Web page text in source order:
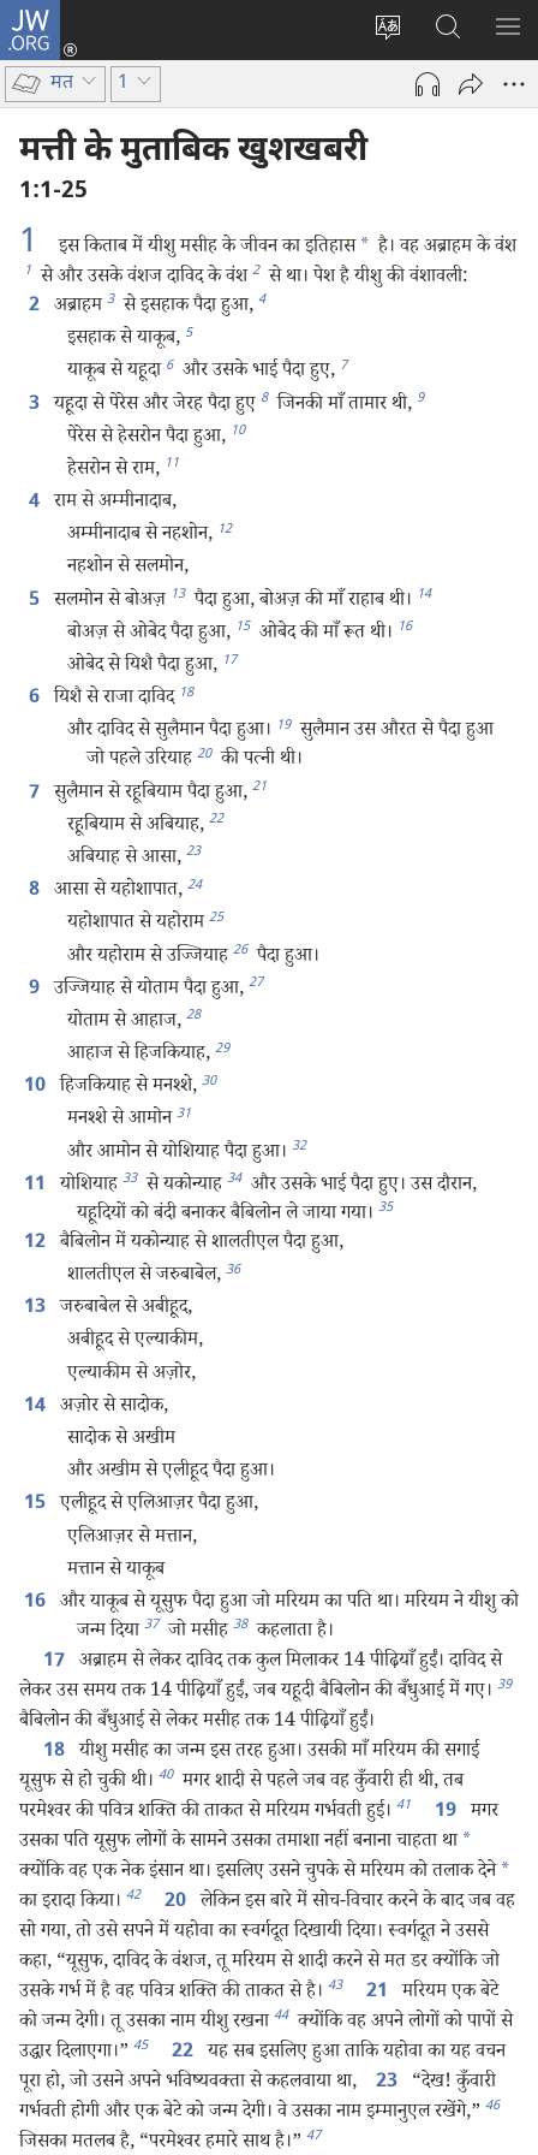
JW.ORG
वेबसाइट
भाषा
लॉग-
इन
(opens
window)
JW.ORG
खोजें
मैन्यू
मत 1
मत्ती के मुताबिक खुशखबरी
1:1-25
1 इस किताब में यीशु मसीह के जीवन का इतिहास * है। वह अब्राहम के वंश
1 से और उसके वंशज दाविद के वंश 2 से था। पेश है यीशु की वंशावली:
2 अब्राहम 3 से इसहाक पैदा हुआ, 4
इसहाक से याकूब, 5
याकूब से यहूदा 6 और उसके भाई पैदा हुए, 7
3 यहूदा से पेरेस और जेरह पैदा हुए 8 जिनकी माँ तामार थी, 9
पेरेस से हेसरोन पैदा हुआ, 10
हेसरोन से राम, 11
4 राम से अम्मीनादाब,
अम्मीनादाब से नहशोन, 12
नहशोन से सलमोन,
5 सलमोन से बोअज़ 13 पैदा हुआ, बोअज़ की माँ राहाब थी। 14
बोअज़ से ओबेद पैदा हुआ, 15 ओबेद की माँ रूत थी। 16
ओबेद से यिशै पैदा हुआ, 17
6 यिशै से राजा दाविद 18
और दाविद से सुलैमान पैदा हुआ। 19 सुलैमान उस औरत से पैदा हुआ
जो पहले उरियाह 20 की पत्नी थी।
7 सुलैमान से रहूबियाम पैदा हुआ, 21
रहूबियाम से अबियाह, 22
अबियाह से आसा, 23
8 आसा से यहोशापात, 24
यहोशापात से यहोराम 25
और यहोराम से उज्जियाह 26 पैदा हुआ।
9 उज्जियाह से योताम पैदा हुआ, 27
योताम से आहाज, 28
आहाज से हिजकियाह, 29
10 हिजकियाह से मनश्‍शे, 30
मनश्‍शे से आमोन 31
और आमोन से योशियाह पैदा हुआ। 32
11 योशियाह 33 से यकोन्याह 34 और उसके भाई पैदा हुए। उस दौरान,
यहूदियों को बंदी बनाकर बैबिलोन ले जाया गया। 35
12 बैबिलोन में यकोन्याह से शालतीएल पैदा हुआ,
शालतीएल से जरुबाबेल, 36
13 जरुबाबेल से अबीहूद,
अबीहूद से एल्याकीम,
एल्याकीम से अज़ोर,
14 अज़ोर से सादोक,
सादोक से अखीम
और अखीम से एलीहूद पैदा हुआ।
15 एलीहूद से एलिआज़र पैदा हुआ,
एलिआज़र से मत्तान,
मत्तान से याकूब
16 और याकूब से यूसुफ पैदा हुआ जो मरियम का पति था। मरियम ने यीशु को
जन्म दिया 37 जो मसीह 38 कहलाता है।
17 अब्राहम से लेकर दाविद तक कुल मिलाकर 14 पीढ़ियाँ हुईं। दाविद से
लेकर उस समय तक 14 पीढ़ियाँ हुईं, जब यहूदी बैबिलोन की बँधुआई में गए। 39
बैबिलोन की बँधुआई से लेकर मसीह तक 14 पीढ़ियाँ हुईं।
18 यीशु मसीह का जन्म इस तरह हुआ। उसकी माँ मरियम की सगाई
यूसुफ से हो चुकी थी। 40 मगर शादी से पहले जब वह कुँवारी ही थी, तब
परमेश्‍वर की पवित्र शक्‍ति की ताकत से मरियम गर्भवती हुई। 41 19 मगर
उसका पति यूसुफ लोगों के सामने उसका तमाशा नहीं बनाना चाहता था *
क्योंकि वह एक नेक इंसान था। इसलिए उसने चुपके से मरियम को तलाक देने *
का इरादा किया। 42 20 लेकिन इस बारे में सोच-विचार करने के बाद जब वह
सो गया, तो उसे सपने में यहोवा का स्वर्गदूत दिखायी दिया। स्वर्गदूत ने उससे
कहा, “यूसुफ, दाविद के वंशज, तू मरियम से शादी करने से मत डर क्योंकि जो
उसके गर्भ में है वह पवित्र शक्‍ति की ताकत से है। 43 21
मरियम एक बेटे
को जन्म देगी। तू उसका नाम यीशु रखना 44 क्योंकि वह अपने लोगों को पापों से
उद्धार दिलाएगा।” 45 22 यह सब इसलिए हुआ ताकि यहोवा का यह वचन
पूरा हो, जो उसने अपने भविष्यवक्‍ता से कहलवाया था,
23
“देख! कुँवारी
गर्भवती होगी और एक बेटे को जन्म देगी। वे उसका नाम इम्मानुएल रखेंगे,” 46
जिसका मतलब है, “परमेश्‍वर हमारे साथ है।” 47